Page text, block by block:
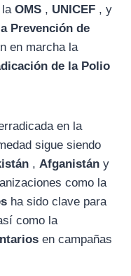
la OMS , UNICEF , y
Prevención de
en marcha la
de la Polio
en la
sigue siendo
, Afganistán y
como la
ha sido clave para
como la
en campañas